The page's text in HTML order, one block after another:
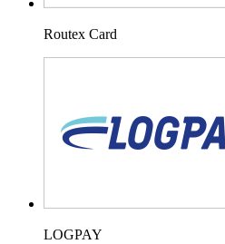
Routex Card
LOGPAY